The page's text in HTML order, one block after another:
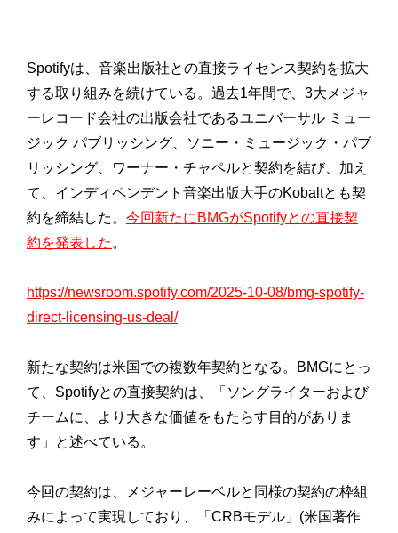
Spotifyは、 音楽出版社との直接ライセンス契約を拡大
する取り組みを続けている。過去1年間で、 3大メジャ
ーレコード会社の出版会社であるユニバーサル ミュー
ジック パブリッシング、ソニー・ミュージック・パブ
リッシング、
ワーナー・チャペルと契約を結び、加え
て、 インディペンデント音楽出版大手のKobaltとも契
約を締結した。 今回新たにBMGがSpotifyとの直接契
約を発表した。
https://newsroom.spotify.com/2025-10-08/bmg-spotify-
direct- licensing-us-deal/
新たな契約は米国での複数年契約となる。BMGにとっ
て、 Spotifyとの直接契約は、「 ソングライターおよび
チームに、
より大きな価値をもたらす目的がありま
す」と述べている。
今回の契約は、
メジャーレーベルと同様の契約の枠組
みによって実現しており、「 CRBモデル」(米国著作